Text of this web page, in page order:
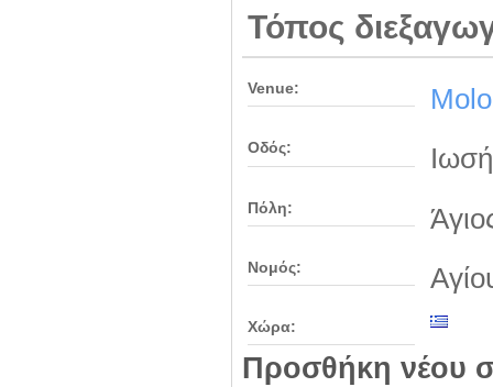
Τόπος
Venue:
Οδός:
Πόλη:
Νομός:
Χώρα:
Προσθήκη νέου